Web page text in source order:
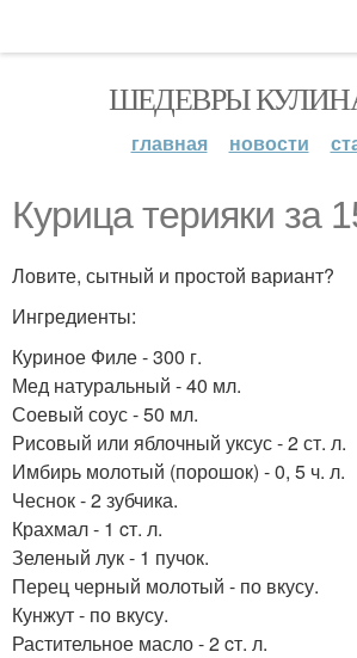
ШЕДЕВРЫ
главная новости
Курица терияки за
Ловите, сытный и простой вариант?
Ингредиенты:
Куриное Филе - 300 г.
Мед натуральный - 40 мл.
Соевый соус - 50 мл.
Рисовый или яблочный уксус - 2 ст. л.
Имбирь молотый (порошок) - 0, 5 ч. л.
Чеснок - 2 зубчика.
Крахмал - 1 cт. л.
Зеленый лук - 1 пучок.
Перец черный молотый - по вкусу.
Кунжут - по вкусу.
Растительное масло - 2 cт. л.